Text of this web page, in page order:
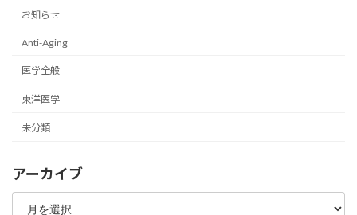
お知らせ
Anti-Aging
医学全般
東洋医学
未分類
アーカイブ
ア